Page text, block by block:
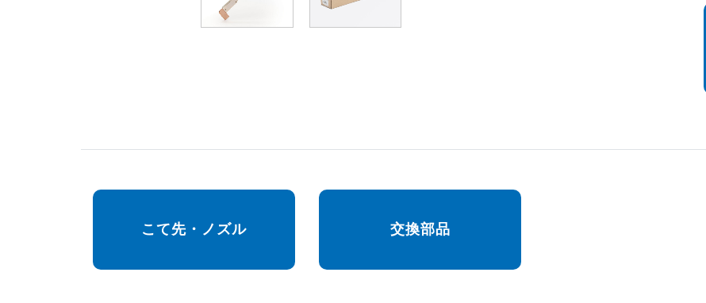
こて先・ノズル 交換部品